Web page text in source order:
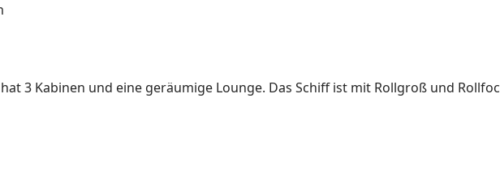
3 Kabinen und eine geräumige Lounge. Das Schiff ist mit Rollgroß und